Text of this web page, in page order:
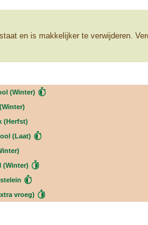
en is makkelijker te verwijderen.
(Winter)
(Herfst)
(Laat)
(Winter)
vroeg)